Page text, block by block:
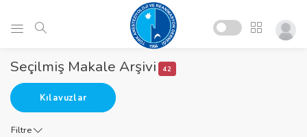
Seçilmiş Makale Arşivi 42
Kılavuzlar
Filtre